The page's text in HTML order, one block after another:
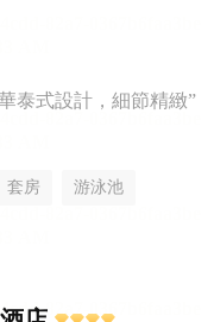
泰式設計，細節精緻”
套房 游泳池